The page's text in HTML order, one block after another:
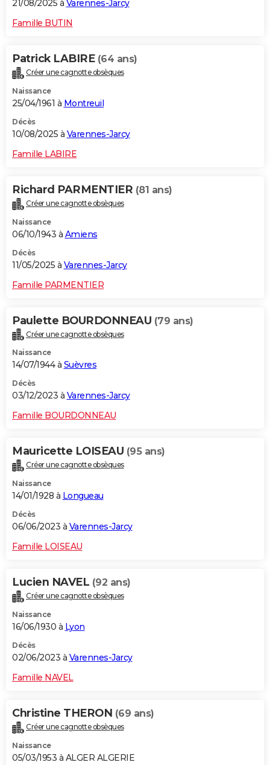
21/08/2025 à Varennes-Jarcy
Famille BUTIN
Patrick LABIRE (64 ans)
Créer une cagnotte obsèques
Naissance
25/04/1961 à Montreuil
Décès
10/08/2025 à Varennes-Jarcy
Famille LABIRE
Richard PARMENTIER (81 ans)
Créer une cagnotte obsèques
Naissance
06/10/1943 à Amiens
Décès
11/05/2025 à Varennes-Jarcy
Famille PARMENTIER
Paulette BOURDONNEAU (79 ans)
Créer une cagnotte obsèques
Naissance
14/07/1944 à Suèvres
Décès
03/12/2023 à Varennes-Jarcy
Famille BOURDONNEAU
Mauricette LOISEAU (95 ans)
Créer une cagnotte obsèques
Naissance
14/01/1928 à Longueau
Décès
06/06/2023 à Varennes-Jarcy
Famille LOISEAU
Lucien NAVEL (92 ans)
Créer une cagnotte obsèques
Naissance
16/06/1930 à Lyon
Décès
02/06/2023 à Varennes-Jarcy
Famille NAVEL
Christine THERON (69 ans)
Créer une cagnotte obsèques
Naissance
05/03/1953 à ALGER ALGERIE